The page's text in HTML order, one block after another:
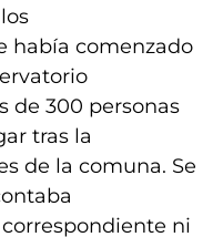
había comenzado
de 300 personas
tras la
de la comuna. Se
ni